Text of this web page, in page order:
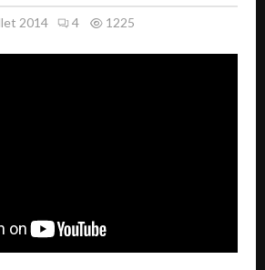
2014 4 1225